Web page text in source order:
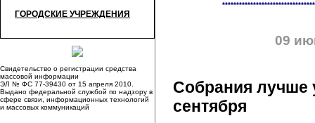
ГОРОДСКИЕ УЧРЕЖДЕНИЯ
Свидетельство о регистрации средства
массовой информации
ЭЛ № ФС 77-39430 от 15 апреля 2010.
Выдано федеральной службой по надзору в
сфере связи, информационных технологий
и массовых коммуникаций
09
Собрания лучше
сентября